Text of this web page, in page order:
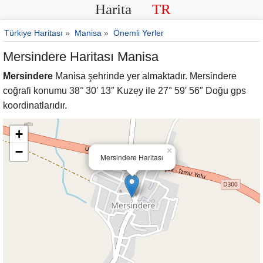
Harita TR
Türkiye Haritası » Manisa » Önemli Yerler
Mersindere Haritası Manisa
Mersindere Manisa şehrinde yer almaktadır. Mersindere
coğrafi konumu 38° 30′ 13″ Kuzey ile 27° 59′ 56″ Doğu gps
koordinatlarıdır.
Mersindere Haritası
×
+
−